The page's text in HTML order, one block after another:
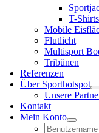
T-Shirts
Mobile
Flutlicht
Multisport
Tribünen
Referenzen
Über Sporthotspot
Unsere
Kontakt
Mein Konto
Username: